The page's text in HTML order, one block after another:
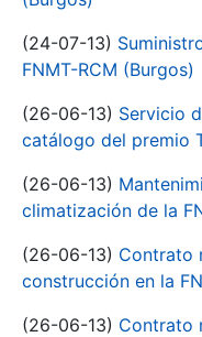
(24-07-13)
FNMT-RCM (Burgos)
(26-06-13) Servicio
catálogo del premio
(26-06-13)
climatización de la
(26-06-13) Contrato
construcción en la
(26-06-13) Contrato